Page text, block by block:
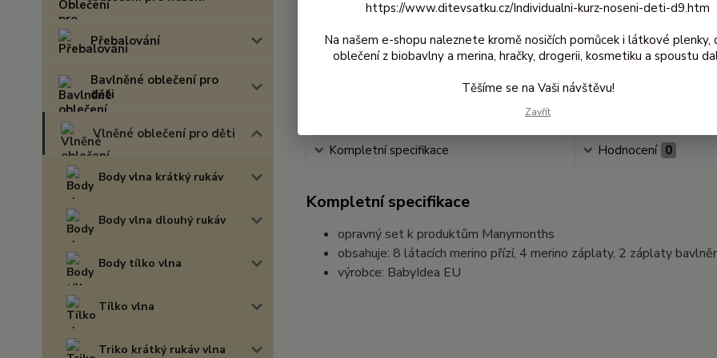
Přebalování
Bavlněné oblečení pro
děti
Vlněné oblečení pro děti
Body vlna krátký rukáv
Body vlna dlouhý rukáv
Body tílko vlna
Tílko vlna
Triko krátký rukáv vlna
174
Kompletní specifikace Hodnocení 0
Kompletní specifikace
opravný set k produktům Manymonths
obsahuje: 8 látacích merino přízí, 4 merino záplaty, 2 záplaty
výrobce: BabyIdea EU
https://www.ditevsatku.cz/Individualni-kurz-noseni-deti-d9.htm
Na našem e-shopu naleznete kromě nosičích pomůcek i látkové plenky,
oblečení z biobavlny a merina, hračky, drogerii, kosmetiku a spoustu
Těšíme se na Vaši návštěvu!
Zavřít